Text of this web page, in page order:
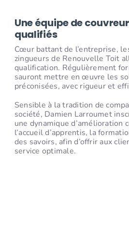
Une équipe de
qualifiés
Cœur battant de l’entreprise,
zingueurs de Renouvelle Toit
qualification. Régulièrement
sauront mettre en œuvre les
préconisées, avec rigueur et
Sensible à la tradition de
société, Damien Larroumet
une dynamique d’amélioration
l’accueil d’apprentis, la
des savoirs, afin d’offrir aux
service optimale.